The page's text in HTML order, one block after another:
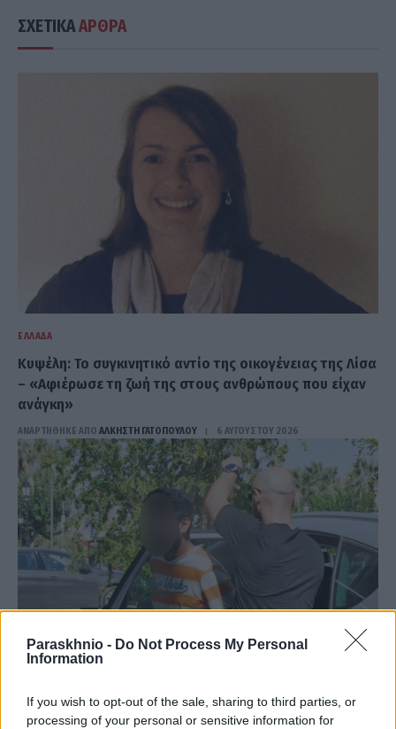
Paraskhnio - Do Not Process My Personal
Information
If you wish to opt-out of the sale, sharing to third parties, or
processing of your personal or sensitive information for
ΣΧΕΤΙΚΑΑΡΘΡΑ
ΕΛΛΆΔΑ
Κυψέλη: Το συγκινητικό αντίο της οικογένειας της Λίσα
– «Αφιέρωσε τη ζωή της στους ανθρώπους που είχαν
ανάγκη»
ΑΝΑΡΤΗΘΗΚΕ ΑΠΟ ΆΛΚΗΣΤΗ ΓΑΤΟΠΟΎΛΟΥ 6 ΑΥΓΟΎΣΤΟΥ 2026
ΕΛΛΆΔΑ